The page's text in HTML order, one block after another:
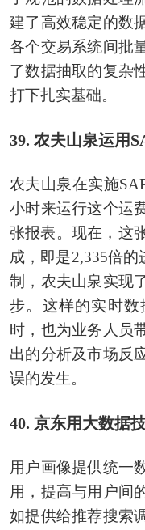
建了高效稳定的数
各个交易系统间批
了数据抽取的复杂
打下扎实基础。
39. 农夫山泉运用
农夫山泉在实施
小时来运行这个运
张报表。现在，这
成，即是2,335倍
制，农夫山泉实现
步。这样的实时
时，也为业务人员
出的分析及市场反
误的发生。
40. 京东用大数据
用户画像提供统一
用，提高与用户间
如提供给推荐搜索